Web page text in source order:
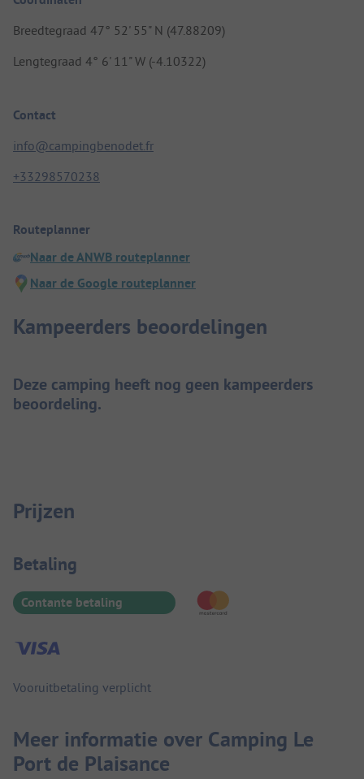
Breedtegraad 47° 52' 55" N (47.88209)
Lengtegraad 4° 6' 11" W (-4.10322)
Contact
info@campingbenodet.fr
+33298570238
Routeplanner
Naar de ANWB routeplanner
Naar de Google routeplanner
Kampeerders beoordelingen
Deze camping heeft nog geen kampeerders
beoordeling.
Prijzen
Betaalinformatie
Betaling
Contante betaling
Vooruitbetaling verplicht
Meer informatie over Camping Le
Port de Plaisance